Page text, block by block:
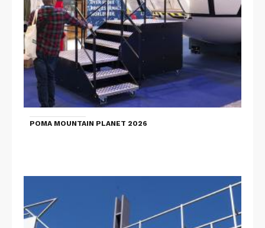
POMA MOUNTAIN PLANET 2026